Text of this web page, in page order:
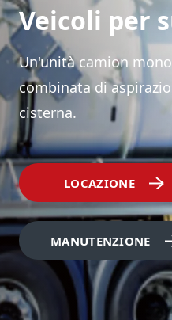
Veicoli per
Un'unità camion
combinata di
cisterna.
LOCAZIONE
MANUTENZIONE